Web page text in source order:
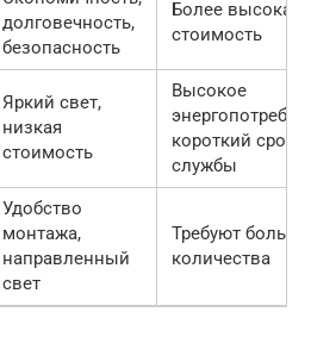
долговечность,
безопасность
Более высокая
стоимость
Яркий свет,
низкая
стоимость
Высокое
короткий срок
службы
Удобство
монтажа,
направленный
свет
Требуют
количества